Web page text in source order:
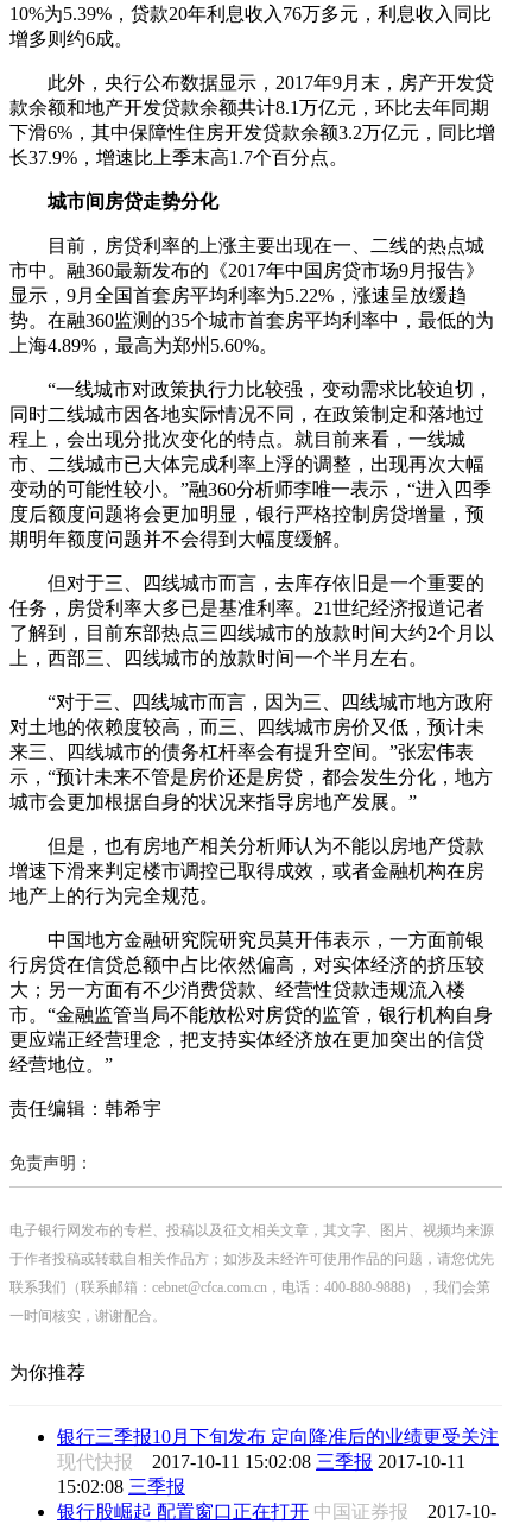
10%为5.39%，贷款20年利息收入76万多元，利息收入同比
增多则约6成。
此外，央行公布数据显示，2017年9月末，房产开发贷
款余额和地产开发贷款余额共计8.1万亿元，环比去年同期
下滑6%，其中保障性住房开发贷款余额3.2万亿元，同比增
长37.9%，增速比上季末高1.7个百分点。
城市间房贷走势分化
目前，房贷利率的上涨主要出现在一、二线的热点城
市中。融360最新发布的《2017年中国房贷市场9月报告》
显示，9月全国首套房平均利率为5.22%，涨速呈放缓趋
势。在融360监测的35个城市首套房平均利率中，最低的为
上海4.89%，最高为郑州5.60%。
“一线城市对政策执行力比较强，变动需求比较迫切，
同时二线城市因各地实际情况不同，在政策制定和落地过
程上，会出现分批次变化的特点。就目前来看，一线城
市、二线城市已大体完成利率上浮的调整，出现再次大幅
变动的可能性较小。”融360分析师李唯一表示，“进入四季
度后额度问题将会更加明显，银行严格控制房贷增量，预
期明年额度问题并不会得到大幅度缓解。
但对于三、四线城市而言，去库存依旧是一个重要的
任务，房贷利率大多已是基准利率。21世纪经济报道记者
了解到，目前东部热点三四线城市的放款时间大约2个月以
上，西部三、四线城市的放款时间一个半月左右。
“对于三、四线城市而言，因为三、四线城市地方政府
对土地的依赖度较高，而三、四线城市房价又低，预计未
来三、四线城市的债务杠杆率会有提升空间。”张宏伟表
示，“预计未来不管是房价还是房贷，都会发生分化，地方
城市会更加根据自身的状况来指导房地产发展。”
但是，也有房地产相关分析师认为不能以房地产贷款
增速下滑来判定楼市调控已取得成效，或者金融机构在房
地产上的行为完全规范。
中国地方金融研究院研究员莫开伟表示，一方面前银
行房贷在信贷总额中占比依然偏高，对实体经济的挤压较
大；另一方面有不少消费贷款、经营性贷款违规流入楼
市。“金融监管当局不能放松对房贷的监管，银行机构自身
更应端正经营理念，把支持实体经济放在更加突出的信贷
经营地位。”
责任编辑：韩希宇
免责声明：
电子银行网发布的专栏、投稿以及征文相关文章，其文字、图片、视频均来源
于作者投稿或转载自相关作品方；如涉及未经许可使用作品的问题，请您优先
联系我们（联系邮箱：cebnet@cfca.com.cn，电话：400-880-9888），我们会第
一时间核实，谢谢配合。
为你推荐
银行三季报10月下旬发布 定向降准后的业绩更受关注
现代快报 2017-10-11 15:02:08 三季报 2017-10-11
15:02:08 三季报
银行股崛起 配置窗口正在打开 中国证券报 2017-10-